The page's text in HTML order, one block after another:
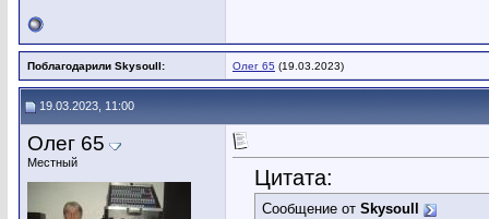
Поблагодарили Skysoull: Олег 65 (19.03.2023)
19.03.2023, 11:00
Олег 65
Местный
Цитата:
Сообщение от Skysoull